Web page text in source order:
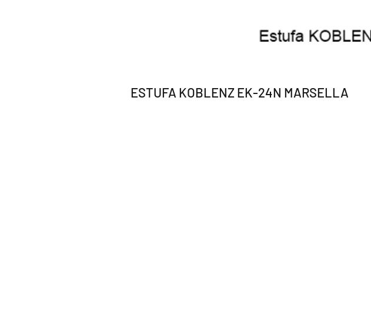
ESTUFA KOBLENZ EK-24N MARSELLA